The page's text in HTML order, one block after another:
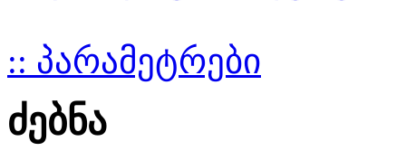
:: პარამეტრები
ძებნა